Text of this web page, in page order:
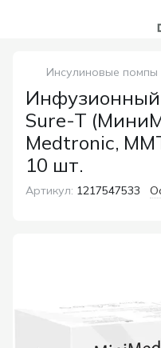
Инсулиновые
Инфузионный
Sure-T
Medtronic,
10 шт.
Артикул: 1217547533